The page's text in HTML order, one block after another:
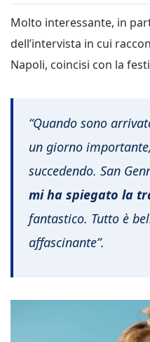
Molto interessante, in
dell’intervista in cui
Napoli, coincisi con la
“Quando sono
un giorno
succedendo. San
mi ha spiegato la
fantastico. Tutto è
affascinante”.